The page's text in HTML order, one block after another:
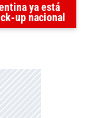
ya está
up nacional